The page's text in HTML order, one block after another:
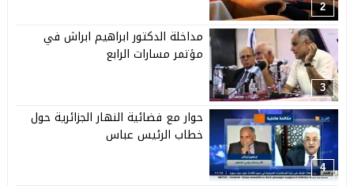
2
3
مداخلة الدكتور ابراهيم ابراش في
مؤتمر مسارات الرابع
4
حوار مع فضائية النهار الجزائرية حول
خطاب الرئيس عباس